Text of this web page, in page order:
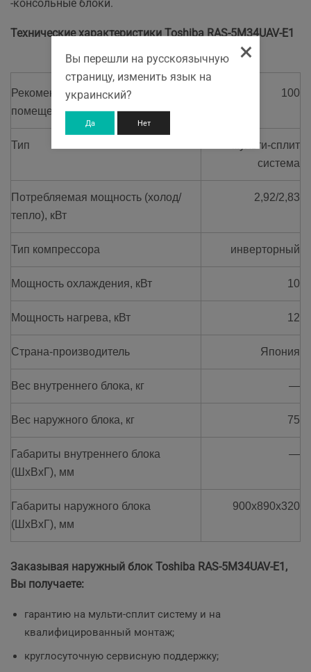
-консольные блоки.
Технические характеристики Toshiba RAS-5M34UAV-E1
Рекомендуемая площадь
помещения, кв. м
100
Тип
мульти-сплит
система
Потребляемая мощность (холод/
тепло), кВт
2,92/2,83
Тип компрессора инверторный
Мощность охлаждения, кВт 10
Мощность нагрева, кВт 12
Страна-производитель Япония
Вес внутреннего блока, кг —
Вес наружного блока, кг 75
Габариты внутреннего блока
(ШхВхГ), мм
—
Габариты наружного блока
(ШхВхГ), мм
900х890х320
Заказывая наружный блок Toshiba RAS-5M34UAV-E1,
Вы получаете:
гарантию на мульти-сплит систему и на
квалифицированный монтаж;
круглосуточную сервисную поддержку;
×
Вы перешли на русскоязычную
страницу, изменить язык на
украинский?
Да Нет